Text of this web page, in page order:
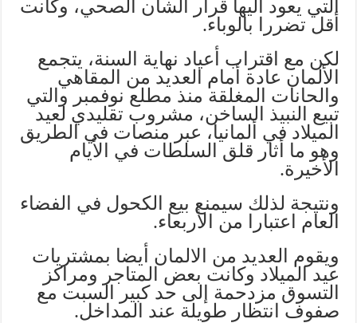
التي يعود اليها قرار الشأن الصحي، وكانت
أقل تضررا بالوباء.
لكن مع اقتراب أعياد نهاية السنة، يتجمع
الألمان عادة أمام العديد من المقاهي
والحانات المغلقة منذ مطلع نوفمبر والتي
تبيع النبيذ الساخن، مشروب تقليدي لعيد
الميلاد في ألمانيا، عبر منصات في الطريق
وهو ما أثار قلق السلطات في الأيام
الأخيرة.
ونتيجة لذلك سيمنع بيع الكحول في الفضاء
العام اعتبارا من الأربعاء.
ويقوم العديد من الالمان أيضا بمشتريات
عيد الميلاد وكانت بعض المتاجر ومراكز
التسوق مزدحمة إلى حد كبير السبت مع
صفوف انتظار طويلة عند المداخل.